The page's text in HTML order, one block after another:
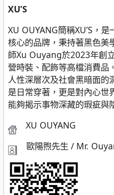
XU’S
XU OUYANG簡稱XU’S，
核⼼的品牌，秉持著⿊⾊美
師Xu Ouyang於2023年創
營時裝、配飾等⾼檔消費品
⼈性深層次及社會⿊暗⾯的
是⽇常穿著，更是對內⼼世
能夠揭⽰事物深藏的瑕疵與
XU OUYANG
歐陽煦先生 / Mr.